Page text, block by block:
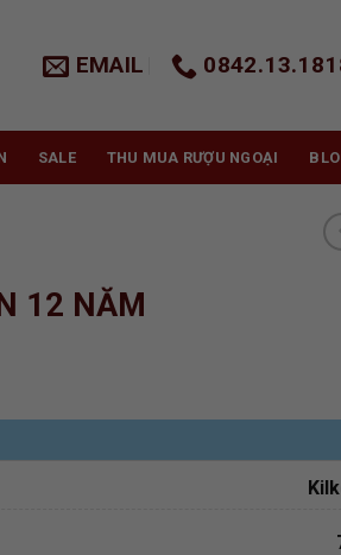
EMAIL
SALE THU MUA RƯỢU NGOẠI
12 NĂM